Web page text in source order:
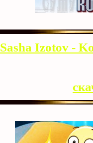
Sasha Izotov -